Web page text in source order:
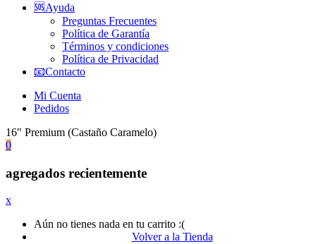
🆘Ayuda
Preguntas Frecuentes
Política de Garantía
Términos y condiciones
Política de Privacidad
📧Contacto
Mi Cuenta
Pedidos
16" Premium (Castaño Caramelo)
0
agregados recientemente
x
Aún no tienes nada en tu carrito :(
Volver a la Tienda